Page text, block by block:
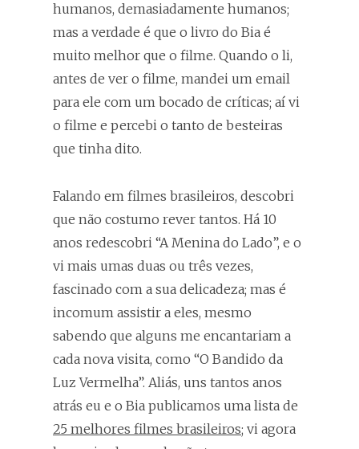
humanos, demasiadamente humanos;
mas a verdade é que o livro do Bia é
muito melhor que o filme. Quando o li,
antes de ver o filme, mandei um email
para ele com um bocado de críticas; aí vi
o filme e percebi o tanto de besteiras
que tinha dito.
Falando em filmes brasileiros, descobri
que não costumo rever tantos. Há 10
anos redescobri “A Menina do Lado”, e o
vi mais umas duas ou três vezes,
fascinado com a sua delicadeza; mas é
incomum assistir a eles, mesmo
sabendo que alguns me encantariam a
cada nova visita, como “O Bandido da
Luz Vermelha”. Aliás, uns tantos anos
atrás eu e o Bia publicamos uma lista de
25 melhores filmes brasileiros; vi agora